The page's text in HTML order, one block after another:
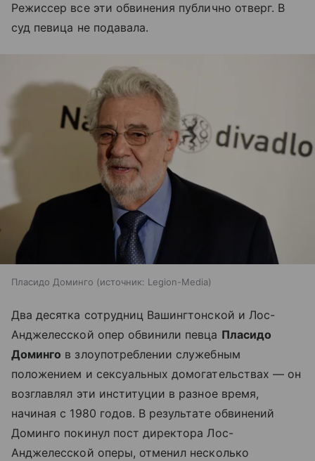
Режиссер все эти обвинения публично отверг. В
суд певица не подавала.
Пласидо Доминго источник: Legion-Media
Два десятка сотрудниц Вашингтонской и Лос-
Анджелесской опер обвинили певца Пласидо
Доминго в злоупотреблении служебным
положением и сексуальных домогательствах — он
возглавлял эти институции в разное время,
начиная с 1980 годов. В результате обвинений
Доминго покинул пост директора Лос-
Анджелесской оперы, отменил несколько